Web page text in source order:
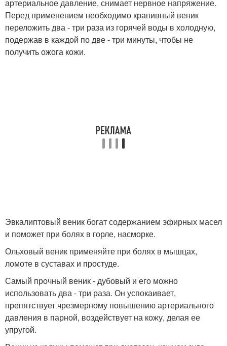
артериальное давление, снимает нервное напряжение.
Перед применением необходимо крапивный веник
переложить два - три раза из горячей воды в холодную,
подержав в каждой по две - три минуты, чтобы не
получить ожога кожи.
Эвкалиптовый веник богат содержанием эфирных масел
и поможет при болях в горле, насморке.
Ольховый веник применяйте при болях в мышцах,
ломоте в суставах и простуде.
Самый прочный веник - дубовый и его можно
использовать два - три раза. Он успокаивает,
препятствует чрезмерному повышению артериального
давления в парной, воздействует на кожу, делая ее
упругой.